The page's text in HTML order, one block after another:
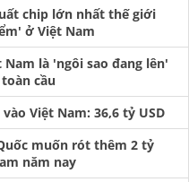
chip lớn nhất thế giới
ở Việt Nam
Nam là 'ngôi sao đang lên'
cầu
Việt Nam: 36,6 tỷ USD
muốn rót thêm 2 tỷ
năm nay